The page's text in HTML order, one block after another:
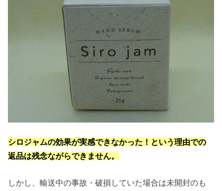
シロジャムの効果が実感できなかった！という理由での
返品は残念ながらできません。
しかし、輸送中の事故・破損していた場合は未開封のも